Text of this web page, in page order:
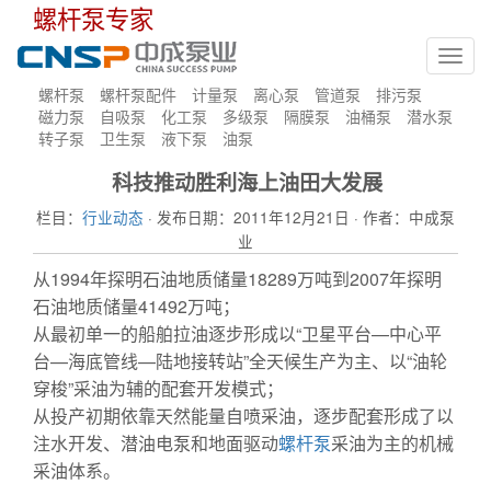
螺杆泵专家
螺杆泵 螺杆泵配件 计量泵 离心泵 管道泵
排污泵
磁力泵
自吸泵 化工泵 多级泵 隔膜泵 油桶泵
潜水泵
转子泵
卫生泵 液下泵 油泵
科技推动胜利海上油田大发展
栏目： 行业动态 · 发布日期：2011年12月21日 · 作者：中成泵
业
从1994年探明石油地质储量18289万吨到2007年探明
石油地质储量41492万吨；
从最初单一的船舶拉油逐步形成以“卫星平台—中心平
台—海底管线—陆地接转站”全天候生产为主、以“油轮
穿梭”采油为辅的配套开发模式；
从投产初期依靠天然能量自喷采油，逐步配套形成了以
注水开发、潜油电泵和地面驱动螺杆泵采油为主的机械
采油体系。